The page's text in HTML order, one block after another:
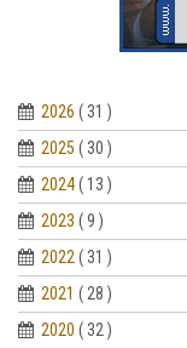
2026 ( 31 )
2025 ( 30 )
2024( 13 )
2023 ( 9 )
2022 ( 31 )
2021 ( 28 )
2020 ( 32 )